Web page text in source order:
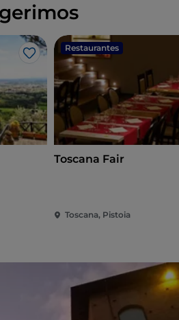
Me gusta
Restaurantes
Toscana Fair
Toscana, Pistoia